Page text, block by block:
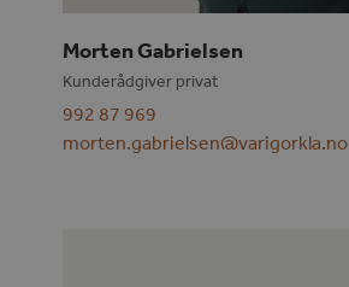
Morten Gabrielsen
Kunderådgiver privat
992 87 969
morten.gabrielsen@varigorkla.no